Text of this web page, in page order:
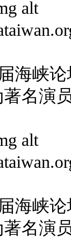
alt
峡论
名演
alt
峡论
名演